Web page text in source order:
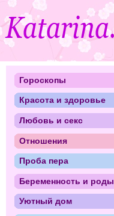
Гороскопы
Красота и здоровье
Любовь и секс
Отношения
Проба пера
Беременность и роды
Уютный дом